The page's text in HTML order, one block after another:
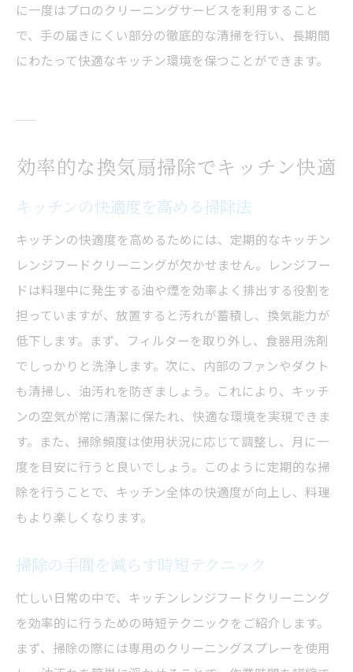
に一度はプロのクリーニングサービスを利用すること
で、手の届きにくい部分の徹底的な清掃を行い、長期間
にわたって快適なキッチン環境を保つことができます。
効率的な換気扇掃除でキッチン快適
キッチンの快適度を高める掃除法
キッチンの快適度を高めるためには、定期的なキッチン
レンジフードクリーニングが欠かせません。レンジフー
ドは料理中に発生する油や煙を効率よく排出する役割を
担っていますが、放置すると汚れが蓄積し、換気能力が
低下します。まず、フィルターを取り外し、食器用洗剤
でしっかりと洗浄します。次に、内部のファンやダクト
も清掃し、油汚れを防ぎましょう。これにより、キッチ
ンの空気が常に清潔に保たれ、快適な環境を実現できま
す。また、掃除頻度は使用状況に応じて調整し、月に一
度を目安に行うと良いでしょう。このように定期的な掃
除を行うことで、キッチン全体の快適度が向上し、料理
もより楽しくなります。
掃除の手間を減らす時短テクニック
忙しい日常の中で、キッチンレンジフードクリーニング
を効率的に行うための時短テクニックをご紹介します。
まず、掃除の際には専用のクリーニングスプレーを使用